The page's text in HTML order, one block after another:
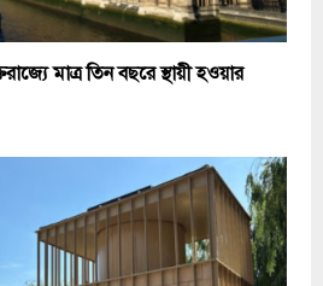
মাত্র তিন বছরে স্থায়ী হওয়ার